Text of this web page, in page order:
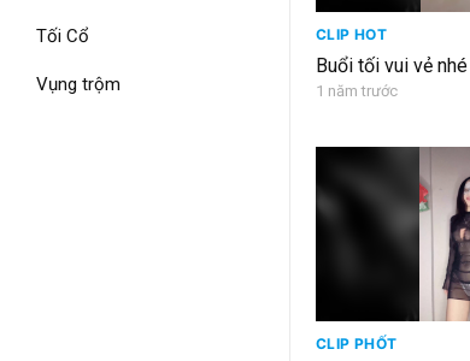
Tối Cổ
Vụng trộm
CLIP HOT
Buổi tối vui vẻ
1 năm trước
CLIP PHỐT